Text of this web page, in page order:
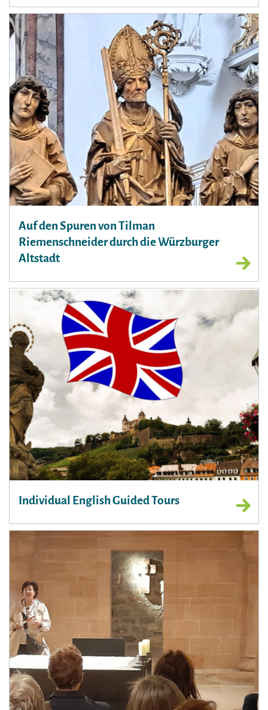
Auf den Spuren von Tilman
Riemenschneider durch die Würzburger
Altstadt
Individual English Guided Tours